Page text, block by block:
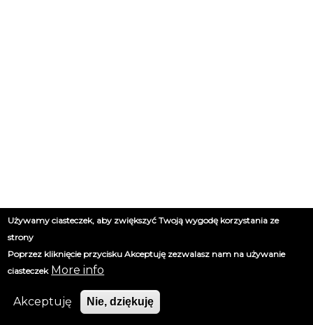
Używamy ciasteczek, aby zwiększyć Twoją wygodę korzystania ze
strony
Poprzez kliknięcie przycisku Akceptuję zezwalasz nam na używanie
ciasteczek More info
Akceptuję Nie, dziękuję